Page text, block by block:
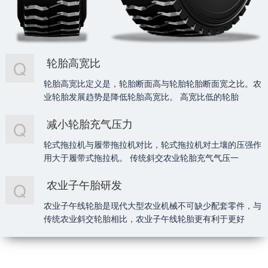
Q 轮胎高宽比
轮胎高宽比定义是，轮胎断面高与轮胎轮胎断面宽之比。农
业轮胎发展趋势是降低轮胎高宽比。 高宽比低的轮胎
Q 减小轮胎充气压力
轮式拖拉机与履带拖拉机对比，轮式拖拉机对土壤的压强作
用大于履带式拖拉机。 传统斜交农业轮胎充气气压一
Q 农业子午胎研发
农业子午线轮胎是现代大型农业机械不可缺少配套零件，与
传统农业斜交轮胎相比，农业子午线轮胎更有利于更好